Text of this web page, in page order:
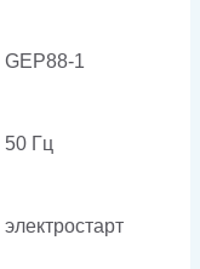
GEP88-1
50 Гц
электростарт